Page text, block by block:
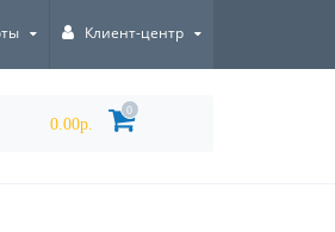
Клиент-центр
0.00р.
0